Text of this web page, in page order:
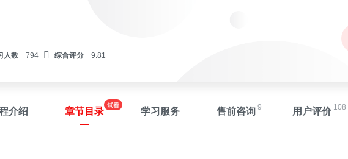
人数 794 综合评分 9.81
介绍 章节目录 学习服务 售前咨询 9 用户评价 108